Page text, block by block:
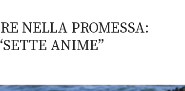
NELLA PROMESSA:
ANIME”